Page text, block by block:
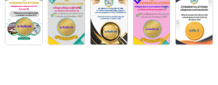
มติการประชุมคณะกรรมการสภาการ
พยาบาล ครั้งที่ 6/2564
เมื่อวันที่ 21 มิถุนายน 2564 ให้การ
รับรองคณะพยาบาลศาสตร์